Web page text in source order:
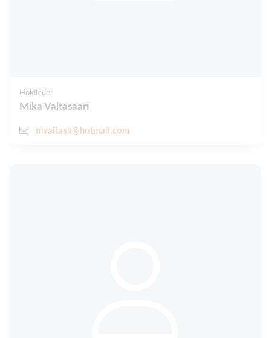
Holdleder
Mika Valtasaari
mvaltasa@hotmail.com